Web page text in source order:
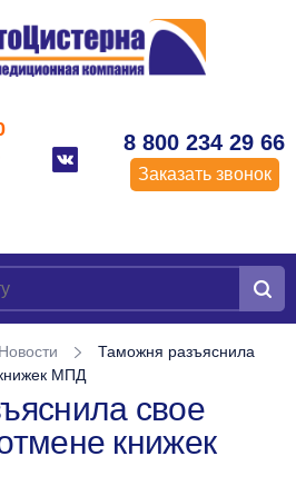
8 800 234 29 66
Заказать звонок
Новости
Таможня разъяснила
МПД
свое
книжек